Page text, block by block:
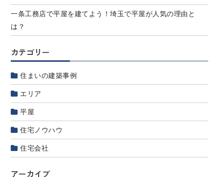
一条工務店で平屋を建てよう！埼玉で平屋が人気の理由と
は？
カテゴリー
住まいの建築事例
エリア
平屋
住宅ノウハウ
住宅会社
アーカイブ